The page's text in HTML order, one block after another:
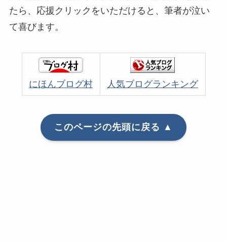
たら、応援クリックをいただけると、筆者が泣い
て喜びます。
にほんブログ村 人気ブログランキング
このページの先頭に戻る ▲